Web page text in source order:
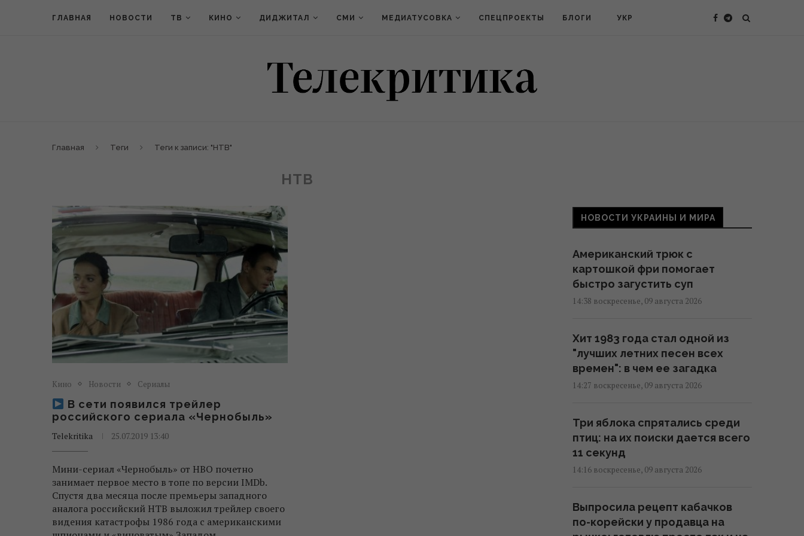
ГЛАВНАЯ НОВОСТИ ТВ КИНО ДИДЖИТАЛ СМИ МЕДИАТУСОВКА СПЕЦПРОЕКТЫ БЛОГИ УКР
Главная Теги Теги к записи: "НТВ"
НТВ
Кино Новости Сериалы
В сети появился трейлер
российского сериала «Чернобыль»
Telekritika 25.07.2019 13:40
Мини-сериал «Чернобыль» от HBO почетно
занимает первое место в топе по версии IMDb.
Спустя два месяца после премьеры западного
аналога российский НТВ выложил трейлер своего
видения катастрофы 1986 года с американскими
НОВОСТИ УКРАИНЫ И МИРА
Американский трюк с
картошкой фри помогает
быстро загустить суп
14:38 воскресенье, 09 августа 2026
Хит 1983 года стал одной из
"лучших летних песен всех
времен": в чем ее загадка
14:27 воскресенье, 09 августа 2026
Три яблока спрятались среди
птиц: на их поиски дается всего
11 секунд
14:16 воскресенье, 09 августа 2026
Выпросила рецепт кабачков
по-корейски у продавца на